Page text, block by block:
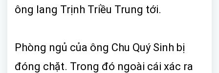
ông lang Trịnh Triều Trung tới.
Phòng ngủ của ông Chu Quý Sinh bị
đóng chặt. Trong đó ngoài cái xác ra